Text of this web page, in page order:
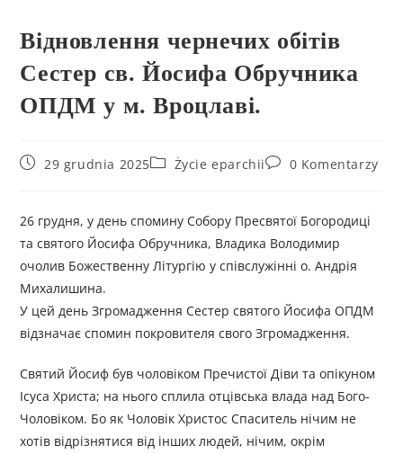
Відновлення чернечих обітів
Сестер св. Йосифа Обручника
ОПДМ у м. Вроцлаві.
29 grudnia 2025 Życie eparchii 0 Komentarzy
26 грудня, у день спомину Собору Пресвятої Богородиці
та святого Йосифа Обручника, Владика Володимир
очолив Божественну Літургію у співслужінні о. Андрія
Михалишина.
У цей день Згромадження Сестер святого Йосифа ОПДМ
відзначає спомин покровителя свого Згромадження.
Святий Йосиф був чоловіком Пречистої Діви та опікуном
Ісуса Христа; на нього сплила отцівська влада над Бого-
Чоловіком. Бо як Чоловік Христос Спаситель нічим не
хотів відрізнятися від інших людей, нічим, окрім